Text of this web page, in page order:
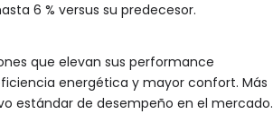
6 % versus su predecesor.
que elevan sus performance
energética y mayor confort. Más
estándar de desempeño en el mercado.